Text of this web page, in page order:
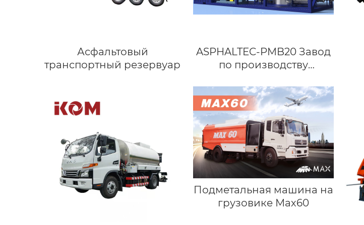
Асфальтовый
транспортный резервуар
ASPHALTEC-PMB20 Завод
по производству
модифицированного
битума
Подметальная машина на
грузовике Мах60